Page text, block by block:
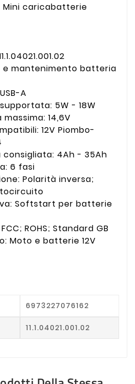
Mini caricabatterie
e mantenimento batteria
A
5W - 18W
14,6V
12V Piombo-
4Ah - 35Ah
6 fasi
Polarità inversa;
Softstart per batterie
ROHS; Standard GB
Moto e batterie 12V
6973227076162
11.1.04021.001.02